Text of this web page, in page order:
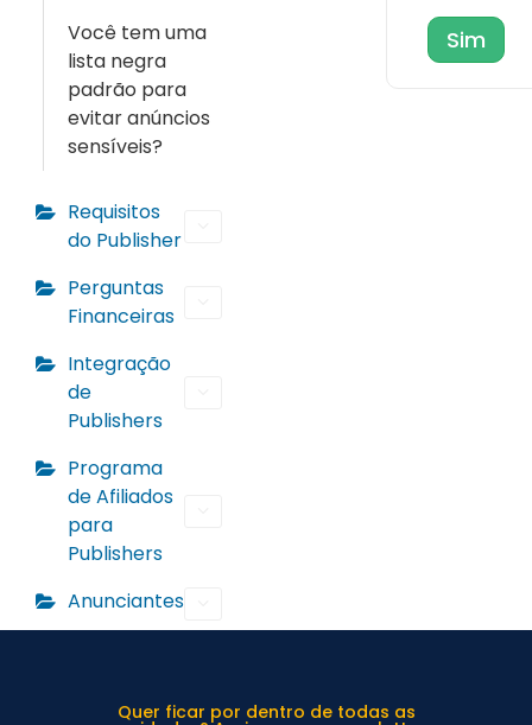
Você tem uma
lista negra
padrão para
evitar anúncios
sensíveis?
Requisitos
do Publisher
Perguntas
Financeiras
Integração
de
Publishers
Programa
de Afiliados
para
Publishers
Anunciantes
Sim
Quer ficar por dentro de todas as